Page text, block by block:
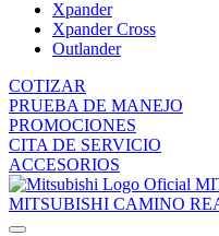
Xpander
Xpander Cross
Outlander
COTIZAR
PRUEBA DE MANEJO
PROMOCIONES
CITA DE SERVICIO
ACCESORIOS
MITSUBISHI CAMINO